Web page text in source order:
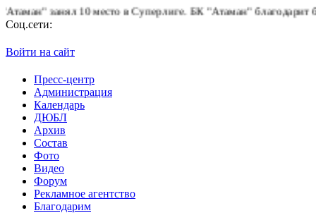
занял 10 место в Суперлиге.БК "Атаман" благодарит
Соц.сети:
Войти на сайт
Пресс-центр
Администрация
Календарь
ДЮБЛ
Архив
Состав
Фото
Видео
Форум
Рекламное агентство
Благодарим